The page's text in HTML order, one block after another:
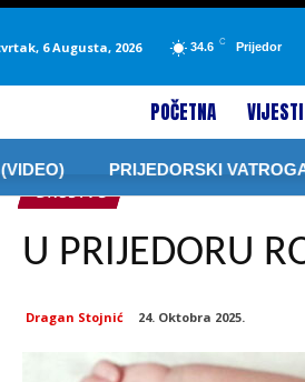
6 Augusta, 2026 34.6 C Prijedor
POČETNA VIJESTI
PRIJEDORSKI VATROGASCI
DRUŠTVO
U PRIJEDORU
Dragan Stojnić 24. Oktobra 2025.